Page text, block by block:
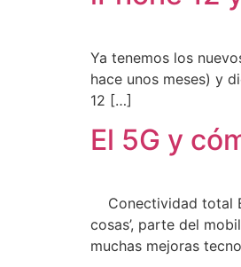
Ya tenemos los
hace unos meses) y
12 […]
El 5G y
Conectividad total
cosas’, parte del
muchas mejoras